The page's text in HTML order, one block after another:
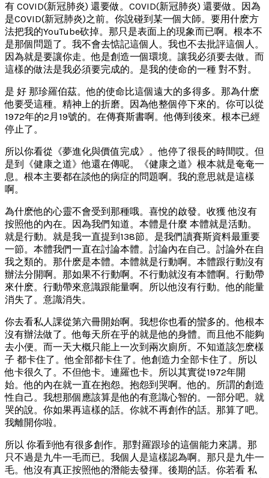
有 COVID(新冠肺炎) 還要做。COVID(新冠肺炎) 還要做。因為
是COVID(新冠肺炎)之前。你說碰到某一個大師。要用什麽方
法把我的YouTube砍掉。那只是表面上的現象而已啊。根本不
是那個問題了。我不會去惦記這個人。我也不去批評這個人。
因為就是要讓你走。他是創造一個環境。讓我必須要去做。而
這樣的做法是我必須要完成的。是我的使命的一種 對不對。
是 好 那珍羅伯茲。他的使命比這個遠大的多得多。那為什麽
他要受這種。精神上的折磨。因為他整個停下來的。你可以從
1972年的2月19號的。在傳賽斯書啊。他傳到後來。根本已經
停止了。
所以你看從《夢進化與價值完成》。他停了很長的時間哎。但
是到《健康之道》他還在傳呢。《健康之道》根本就是奄奄一
息。根本主要都在談他的病症的問題啊。我的意思就是這樣
啊。
為什麽他的心靈不會受到那種哦。喜悅的啟發。收獲 他沒有
按照他的內在。因為我們知道。本體是什麼 本體就是活動。
就是行動。就是我一直提到138節。是我們讀賽斯資料最重要
一節。本體我們一直在討論本體。討論內在自己。討論外在自
我之類的。那什麽是本體。本體就是行動啊。本體跟行動沒有
辦法分開啊。那如果不行動啊。不行動就沒有本體啊。行動帶
來什麽。行動帶來意識跟能量啊。所以他沒有行動。他的能量
消失了。意識消失。
你去看私人課從第六冊開始啊。我想你也看的蠻多的。他根本
沒有辦法做了。他每天所在乎的就是他的身體。而且他不能夠
去小便。而一天大概只能上一次到兩次廁所。不知道該怎麽樣
子 都卡住了。他全部都卡住了。他創造力全部卡住了。所以
他卡很久了。不但他卡。連羅也卡。所以其實從1972年開
始。他的內在就一直在抱怨。抱怨到哭啊。他的。所謂的創造
性自己。我想那個應該算是他的有意識心智的。一部分吧。就
哭的說。你如果再這樣的話。你就不再創作的話。那算了吧。
我離開你啦。
所以 你看到他有很多創作。那對羅跟珍的這個能力來講。那
只不過是九牛一毛而已。我個人是這樣認為啊。那只是九牛一
毛。他沒有真正按照他的潛能去發揮。後期的話。你若看 私